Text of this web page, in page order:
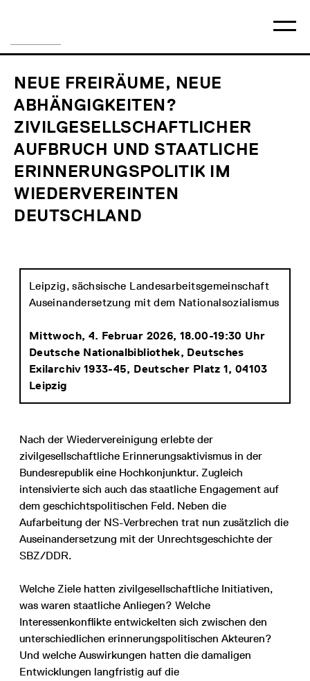
Aufarbeitung
NEUE FREIRÄUME, NEUE
ABHÄNGIGKEITEN?
ZIVILGESELLSCHAFTLICHER
AUFBRUCH UND STAATLICHE
ERINNERUNGSPOLITIK IM
WIEDERVEREINTEN
DEUTSCHLAND
Leipzig, sächsische Landesarbeitsgemeinschaft
Auseinandersetzung mit dem Nationalsozialismus
Mittwoch, 4. Februar 2026, 18.00-19:30 Uhr
Deutsche Nationalbibliothek, Deutsches
Exilarchiv 1933-45, Deutscher Platz 1, 04103
Leipzig
Nach der Wiedervereinigung erlebte der
zivilgesellschaftliche Erinnerungsaktivismus in der
Bundesrepublik eine Hochkonjunktur. Zugleich
intensivierte sich auch das staatliche Engagement auf
dem geschichtspolitischen Feld. Neben die
Aufarbeitung der NS-Verbrechen trat nun zusätzlich die
Auseinandersetzung mit der Unrechtsgeschichte der
SBZ/DDR.
Welche Ziele hatten zivilgesellschaftliche Initiativen,
was waren staatliche Anliegen? Welche
Interessenkonflikte entwickelten sich zwischen den
unterschiedlichen erinnerungspolitischen Akteuren?
Und welche Auswirkungen hatten die damaligen
Entwicklungen langfristig auf die